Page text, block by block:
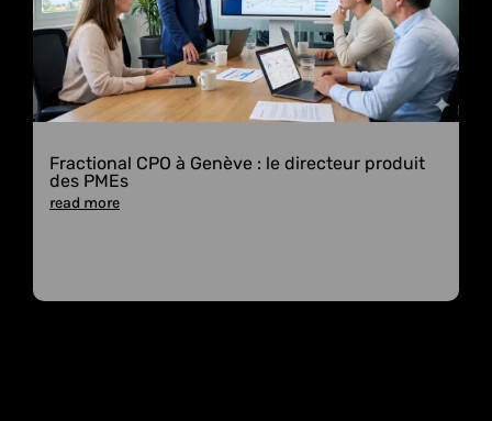
Fractional CPO à Genève : le directeur produit
des PMEs
read more